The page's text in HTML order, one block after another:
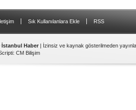
Sık Kullanılanlara Ekle RSS
İstanbul Haber | İzinsiz ve kaynak gösterilmeden
: CM Bilişim